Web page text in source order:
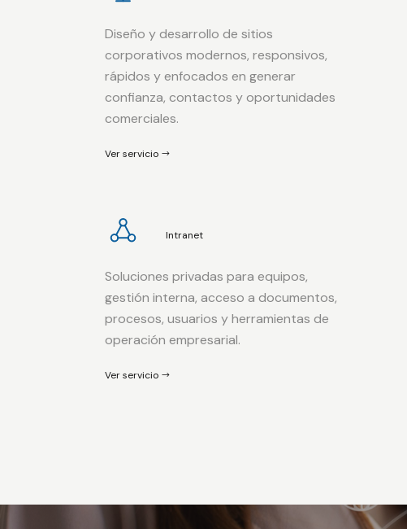
Diseño y desarrollo de sitios
corporativos modernos, responsivos,
rápidos y enfocados en generar
confianza, contactos y oportunidades
comerciales.
Ver servicio
Intranet
Soluciones privadas para equipos,
gestión interna, acceso a documentos,
procesos, usuarios y herramientas de
operación empresarial.
Ver servicio